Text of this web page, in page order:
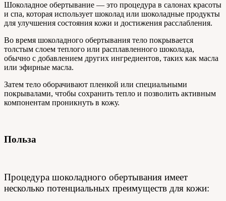
Шоколадное обертывание — это процедура в салонах красоты
и спа, которая использует шоколад или шоколадные продукты
для улучшения состояния кожи и достижения расслабления.
Во время шоколадного обертывания тело покрывается
толстым слоем теплого или расплавленного шоколада,
обычно с добавлением других ингредиентов, таких как масла
или эфирные масла.
Затем тело оборачивают пленкой или специальными
покрывалами, чтобы сохранить тепло и позволить активным
компонентам проникнуть в кожу.
Польза
Процедура шоколадного обертывания имеет
несколько потенциальных преимуществ для кожи: